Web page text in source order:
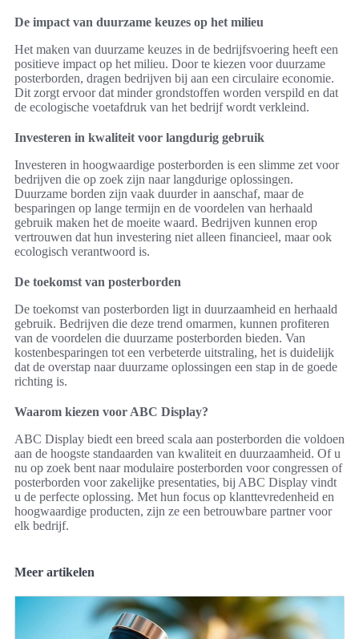
De impact van duurzame keuzes op het milieu
Het maken van duurzame keuzes in de bedrijfsvoering heeft een
positieve impact op het milieu. Door te kiezen voor duurzame
posterborden, dragen bedrijven bij aan een circulaire economie.
Dit zorgt ervoor dat minder grondstoffen worden verspild en dat
de ecologische voetafdruk van het bedrijf wordt verkleind.
Investeren in kwaliteit voor langdurig gebruik
Investeren in hoogwaardige posterborden is een slimme zet voor
bedrijven die op zoek zijn naar langdurige oplossingen.
Duurzame borden zijn vaak duurder in aanschaf, maar de
besparingen op lange termijn en de voordelen van herhaald
gebruik maken het de moeite waard. Bedrijven kunnen erop
vertrouwen dat hun investering niet alleen financieel, maar ook
ecologisch verantwoord is.
De toekomst van posterborden
De toekomst van posterborden ligt in duurzaamheid en herhaald
gebruik. Bedrijven die deze trend omarmen, kunnen profiteren
van de voordelen die duurzame posterborden bieden. Van
kostenbesparingen tot een verbeterde uitstraling, het is duidelijk
dat de overstap naar duurzame oplossingen een stap in de goede
richting is.
Waarom kiezen voor ABC Display?
ABC Display biedt een breed scala aan posterborden die voldoen
aan de hoogste standaarden van kwaliteit en duurzaamheid. Of u
nu op zoek bent naar modulaire posterborden voor congressen of
posterborden voor zakelijke presentaties, bij ABC Display vindt
u de perfecte oplossing. Met hun focus op klanttevredenheid en
hoogwaardige producten, zijn ze een betrouwbare partner voor
elk bedrijf.
Meer artikelen